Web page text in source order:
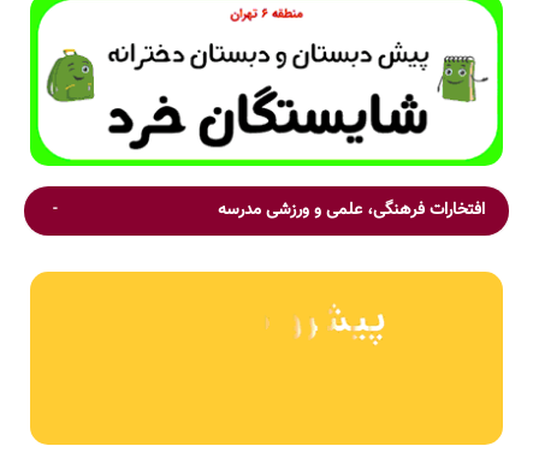
افتخارات فرهنگی، علمی و ورزشی مدرسه